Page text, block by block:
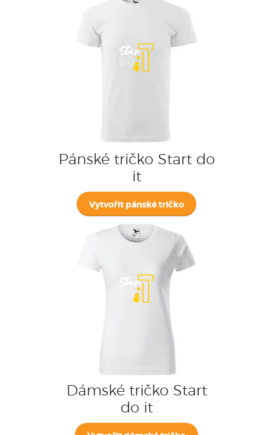
Pánské tričko Start do
it
Vytvořit pánské tričko
Dámské tričko Start
do it